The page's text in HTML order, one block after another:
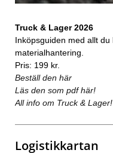
Truck & Lager 2026
Inköpsguiden med allt
materialhantering.
Pris: 199 kr.
Beställ den här
Läs den som pdf här!
All info om Truck & Lager!
Logistikkartan